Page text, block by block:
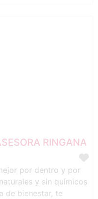
RINGANA
por dentro y por
y sin químicos
de bienestar, te